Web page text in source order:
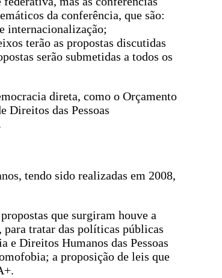
da conferência, que são:
internacionalização;
terão as propostas discutidas
serão submetidas a todos os
direta, como o Orçamento
Direitos das Pessoas
tendo sido realizadas em 2008,
que surgiram houve a
tratar das políticas públicas
e Direitos Humanos das Pessoas
a proposição de leis que